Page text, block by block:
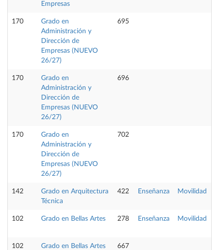
Empresas
170
Grado en
Administración y
Dirección de
Empresas (NUEVO
26/27)
695
170
Grado en
Administración y
Dirección de
Empresas (NUEVO
26/27)
696
170
Grado en
Administración y
Dirección de
Empresas (NUEVO
26/27)
702
142
Grado en Arquitectura
Técnica
422 Enseñanza Movilidad
102 Grado en Bellas Artes 278 Enseñanza Movilidad
102 Grado en Bellas Artes 667